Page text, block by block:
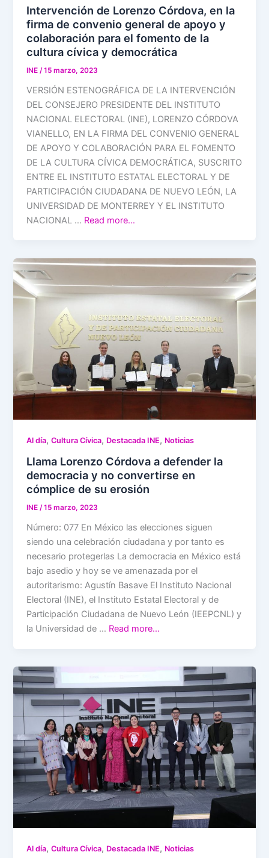
Intervención de Lorenzo Córdova, en la
firma de convenio general de apoyo y
colaboración para el fomento de la
cultura cívica y democrática
INE /15 marzo, 2023
VERSIÓN ESTENOGRÁFICA DE LA INTERVENCIÓN
DEL CONSEJERO PRESIDENTE DEL INSTITUTO
NACIONAL ELECTORAL (INE), LORENZO CÓRDOVA
VIANELLO, EN LA FIRMA DEL CONVENIO GENERAL
DE APOYO Y COLABORACIÓN PARA EL FOMENTO
DE LA CULTURA CÍVICA DEMOCRÁTICA, SUSCRITO
ENTRE EL INSTITUTO ESTATAL ELECTORAL Y DE
PARTICIPACIÓN CIUDADANA DE NUEVO LEÓN, LA
UNIVERSIDAD DE MONTERREY Y EL INSTITUTO
NACIONAL … Read more…
Al día,Cultura Cívica, Destacada INE, Noticias
Llama Lorenzo Córdova a defender la
democracia y no convertirse en
cómplice de su erosión
INE /15 marzo, 2023
Número: 077 En México las elecciones siguen
siendo una celebración ciudadana y por tanto es
necesario protegerlas La democracia en México está
bajo asedio y hoy se ve amenazada por el
autoritarismo: Agustín Basave El Instituto Nacional
Electoral (INE), el Instituto Estatal Electoral y de
Participación Ciudadana de Nuevo León (IEEPCNL) y
la Universidad de … Read more…
Al día,Cultura Cívica, Destacada INE, Noticias